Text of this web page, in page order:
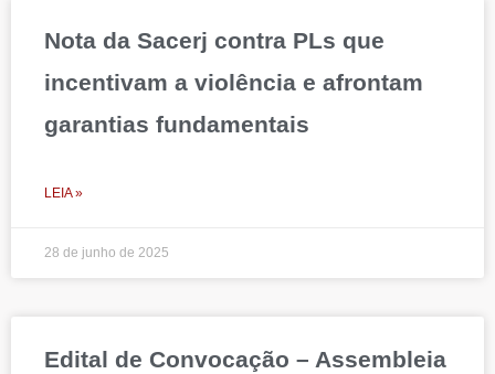
Nota da Sacerj contra PLs que
incentivam a violência e afrontam
garantias fundamentais
LEIA »
28 de junho de 2025
Edital de Convocação – Assembleia